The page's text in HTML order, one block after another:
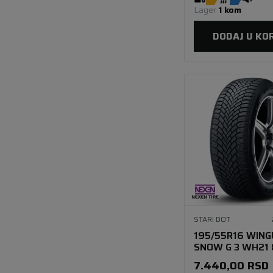
Lager 1 kom
DODAJ U
STARI DOT
195/55R16
SNOW G 3 WH21
7.440,00 RSD